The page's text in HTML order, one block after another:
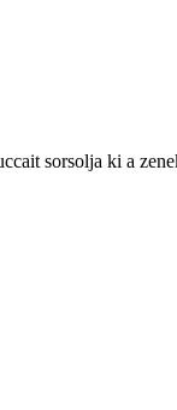
sorsolja ki a